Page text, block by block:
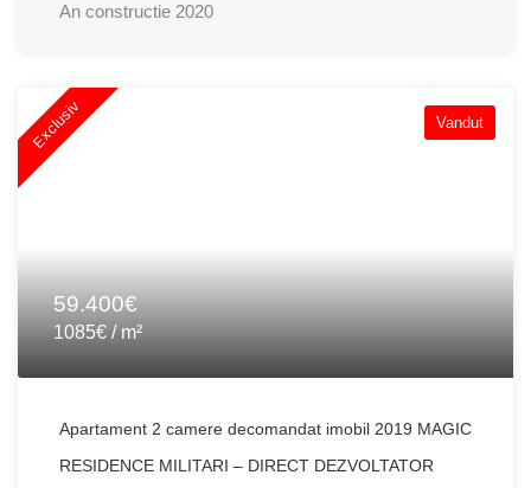
An constructie 2020
Exclusiv Vandut
59.400€
1085€ / m²
Apartament 2 camere decomandat imobil 2019 MAGIC
RESIDENCE MILITARI – DIRECT DEZVOLTATOR